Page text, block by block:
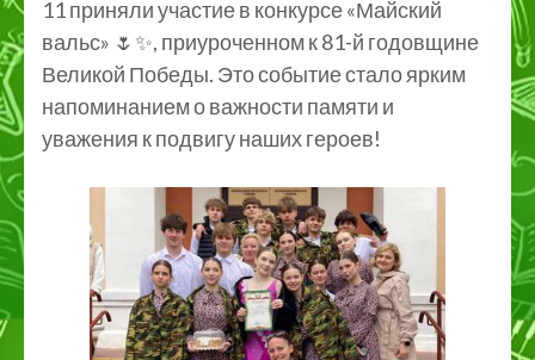
11 приняли участие в конкурсе «Майский
вальс» 🌷✨, приуроченном к 81-й годовщине
Великой Победы. Это событие стало ярким
напоминанием о важности памяти и
уважения к подвигу наших героев!